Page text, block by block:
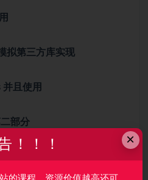
拟第三方库实现
且使用
部分
×
！！！